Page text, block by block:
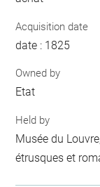
Acquisition date
date : 1825
Owned by
Etat
Held by
Musée du
étrusques et